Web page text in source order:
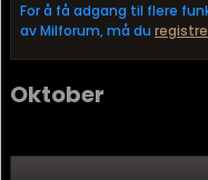
For å få adgang til flere
av Milforum, må du
Oktober